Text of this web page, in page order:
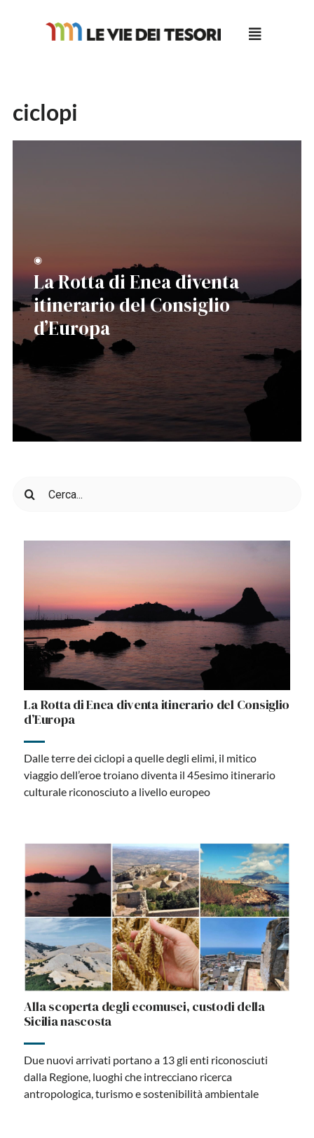
ciclopi
◉
La Rotta di Enea diventa
itinerario del Consiglio
d’Europa
per:
La Rotta di Enea diventa itinerario del Consiglio
d’Europa
Dalle terre dei ciclopi a quelle degli elimi, il mitico
viaggio dell’eroe troiano diventa il 45esimo itinerario
culturale riconosciuto a livello europeo
Alla scoperta degli ecomusei, custodi della
Sicilia nascosta
Due nuovi arrivati portano a 13 gli enti riconosciuti
dalla Regione, luoghi che intrecciano ricerca
antropologica, turismo e sostenibilità ambientale